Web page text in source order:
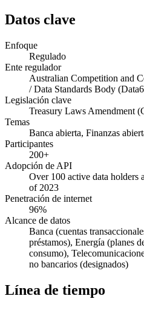
Datos clave
Enfoque
Regulado
Ente regulador
Australian Competition and
/ Data Standards Body
Legislación clave
Treasury Laws Amendment
Temas
Banca abierta, Finanzas
Participantes
200+
Adopción de API
Over 100 active data holders
of 2023
Penetración de internet
96%
Alcance de datos
Banca (cuentas
préstamos), Energía (planes
consumo),
no bancarios (designados)
Línea de tiempo